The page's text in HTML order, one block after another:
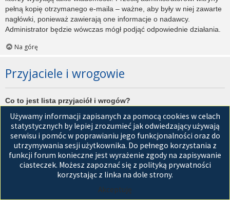
pełną kopię otrzymanego e-maila – ważne, aby były w niej zawarte
nagłówki, ponieważ zawierają one informacje o nadawcy.
Administrator będzie wówczas mógł podjąć odpowiednie działania.
Na górę
Przyjaciele i wrogowie
Co to jest lista przyjaciół i wrogów?
użytkowników witryny. Użytkownicy dodani do listy przyjaciół będą
wyświetleni na karciePrzyjacieleznajdującej się w panelu
zarządzania kontem. Z tego poziomu można szybko sprawdzić ich
status, a także wysłać prywatną wiadomość. Zależnie od
używanego stylu witryny, posty tych użytkowników mogą być
wyróżniane. Jeśli użytkownik zostanie dodany do listy wrogów,
Używamy informacji zapisanych za pomocą cookies w celach
statystycznych by lepiej zrozumieć jak odwiedzający używają
serwisu i pomóc w poprawianiu jego funkcjonalności oraz do
utrzymywania sesji użytkownika. Do pełnego korzystania z
funkcji forum konieczne jest wyrażenie zgody na zapisywanie
ciasteczek. Możesz zapoznać się z polityką prywatności
korzystając z linka na dole strony.
Akceptuję